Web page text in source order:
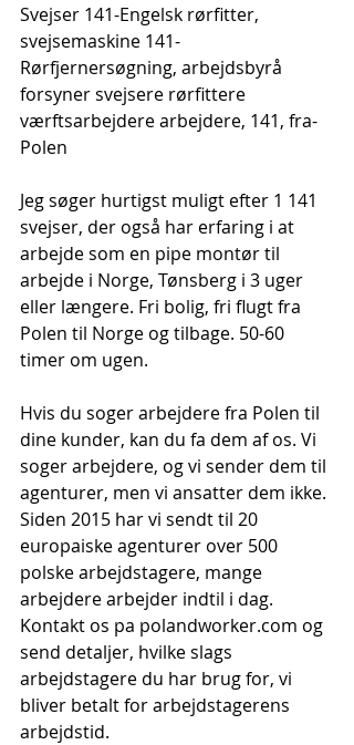
Svejser 141-Engelsk rørfitter,
svejsemaskine 141-
Rørfjernersøgning, arbejdsbyrå
forsyner svejsere rørfittere
værftsarbejdere arbejdere, 141, fra-
Polen
Jeg søger hurtigst muligt efter 1 141
svejser, der også har erfaring i at
arbejde som en pipe montør til
arbejde i Norge, Tønsberg i 3 uger
eller længere. Fri bolig, fri flugt fra
Polen til Norge og tilbage. 50-60
timer om ugen.
Hvis du soger arbejdere fra Polen til
dine kunder, kan du fa dem af os. Vi
soger arbejdere, og vi sender dem til
agenturer, men vi ansatter dem ikke.
Siden 2015 har vi sendt til 20
europaiske agenturer over 500
polske arbejdstagere, mange
arbejdere arbejder indtil i dag.
Kontakt os pa polandworker.com og
send detaljer, hvilke slags
arbejdstagere du har brug for, vi
bliver betalt for arbejdstagerens
arbejdstid.